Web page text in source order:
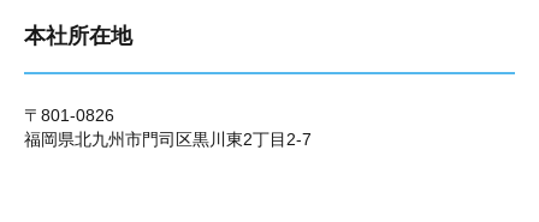
本社所在地
〒801-0826
福岡県北九州市門司区黒川東2丁目2-7